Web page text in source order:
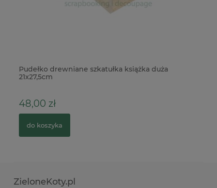
Pudełko drewniane szkatułka książka duża
21x27,5cm
48,00 zł
do koszyka
ZieloneKoty.pl